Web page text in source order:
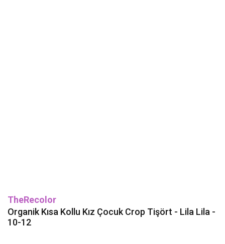
TheRecolor
Organik Kısa Kollu Kız Çocuk Crop Tişört - Lila Lila -
10-12